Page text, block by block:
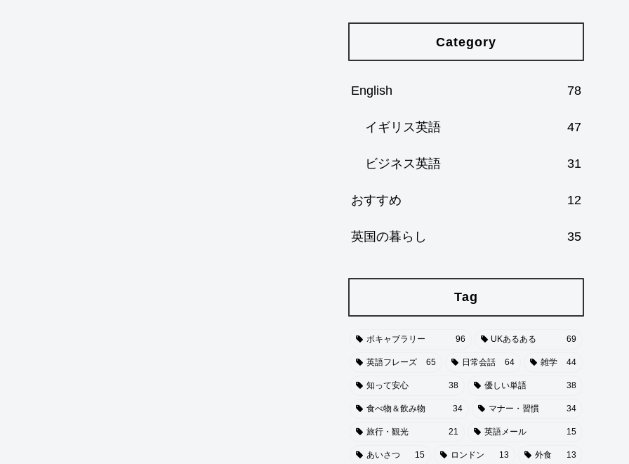
Category
English 78
イギリス英語 47
ビジネス英語 31
おすすめ 12
英国の暮らし 35
Tag
ボキャブラリー 96 UKあるある 69
英語フレーズ 65 日常会話 64 雑学 44
知って安心 38 優しい単語 38
食べ物＆飲み物 34 マナー・習慣 34
旅行・観光 21 英語メール 15
あいさつ 15 ロンドン 13 外食 13